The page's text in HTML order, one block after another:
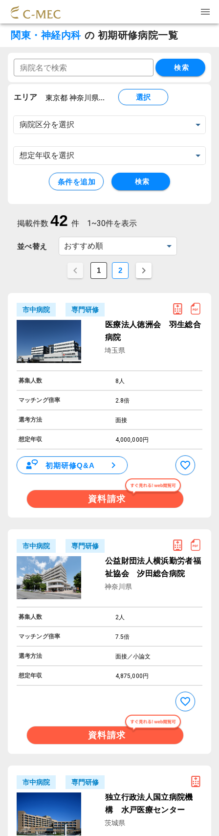
関東・神経内科 の 初期研修病院一覧
検索
エリア 東京都 神奈川県... 選択
条件を追加 検索
掲載件数 42 件 1~30件を表示
並べ替え
1 2
市中病院 専門研修
医療法人徳洲会 羽生総合
病院
埼玉県
募集人数 8人
マッチング倍率 2.8倍
選考方法 面接
想定年収 4,000,000円
初期研修Q&A
資料請求
市中病院 専門研修
公益財団法人横浜勤労者福
祉協会 汐田総合病院
神奈川県
募集人数 2人
マッチング倍率 7.5倍
選考方法 面接／小論文
想定年収 4,875,000円
資料請求
市中病院 専門研修
独立行政法人国立病院機
構 水戸医療センター
茨城県